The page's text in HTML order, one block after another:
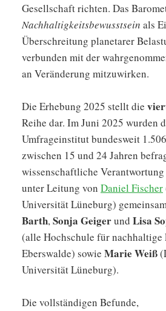
Gesellschaft richten. Das
Nachhaltigkeitsbewusstsein als
Überschreitung planetarer
verbunden mit der
an Veränderung mitzuwirken.
Die Erhebung 2025 stellt die
Reihe dar. Im Juni 2025 wurden
Umfrageinstitut bundesweit
zwischen 15 und 24 Jahren
wissenschaftliche
unter Leitung von Daniel Fischer
Universität Lüneburg)
Barth,Sonja Geigerund Lisa
(alle Hochschule für
Eberswalde) sowie Marie Weiß
Universität Lüneburg).
Die vollständigen Befunde,